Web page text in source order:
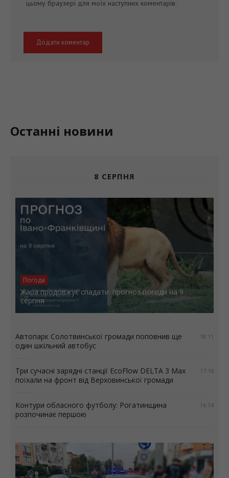
цьому браузері для моїх наступних коментарів.
Останні новини
8 СЕРПНЯ
Погода
Жара продовжує спадати: прогноз погоди на 9
серпня
18:11
Автопарк Солотвинської громади поповнив ще
один шкільний автобус
17:16
Три сучасні зарядні станції EcoFlow DELTA 3 Max
поїхали на фронт від Верховинської громади
16:14
Контури обласного футболу: Рогатинщина
розпочинає першою